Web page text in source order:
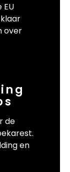
over
de
en